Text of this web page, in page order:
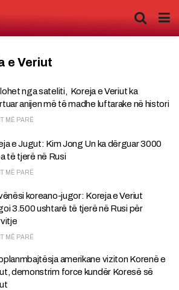
e Veriut
nga sateliti, Koreja e Veriut ka
anijen më të madhe luftarake në histori
MË PARË
e Jugut: Kim Jong Un ka dërguar 3000
të tjerë në Rusi
MË PARË
koreano-jugor: Koreja e Veriut
3.500 ushtarë të tjerë në Rusi për
MË PARË
amerikane viziton Korenë e
demonstrim force kundër Koresë së